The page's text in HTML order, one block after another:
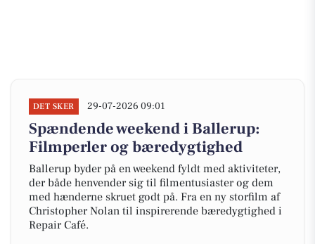
DET SKER 29-07-2026 09:01
Spændende weekend i Ballerup:
Filmperler og bæredygtighed
Ballerup byder på en weekend fyldt med aktiviteter,
der både henvender sig til filmentusiaster og dem
med hænderne skruet godt på. Fra en ny storfilm af
Christopher Nolan til inspirerende bæredygtighed i
Repair Café.